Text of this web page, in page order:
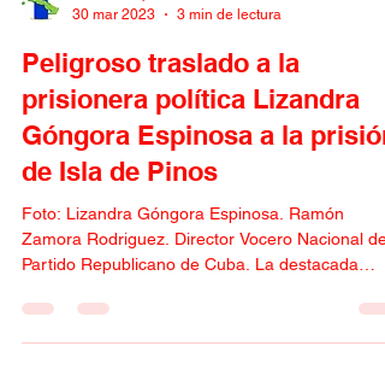
Partido Republicano de Cuba
30 mar 2023
3 min de lectura
Peligroso traslado a la
prisionera política Lizandra
Góngora Espinosa a la prisión
de Isla de Pinos
Foto: Lizandra Góngora Espinosa. Ramón